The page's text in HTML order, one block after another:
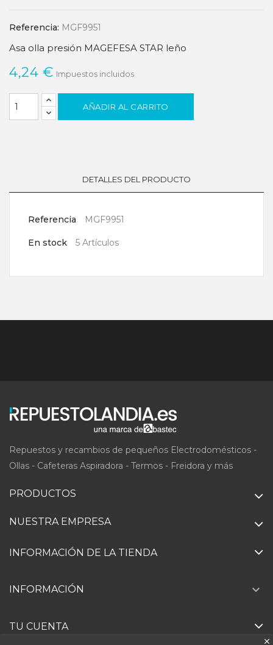
Referencia: MGF9951
Asa olla presión MAGEFESA STAR leño
4,24 € Impuestos incluidos
AÑADIR AL CARRITO
DETALLES DEL PRODUCTO
Referencia MGF9951
En stock 5 Artículos
Repuestos y recambios de pequeños Electrodomésticos -
Ollas - Cafeteras Aspiradora - Termos - Freidora y más
PRODUCTOS
NUESTRA EMPRESA
INFORMACIÓN DE LA TIENDA
INFORMACIÓN 
TU CUENTA